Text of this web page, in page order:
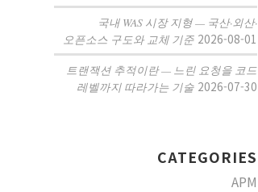
국내 WAS 시장 지형 — 국산·외산·
오픈소스 구도와 교체 기준 2026-08-01
트랜잭션 추적이란 — 느린 요청을 코드
레벨까지 따라가는 기술 2026-07-30
CATEGORIES
APM